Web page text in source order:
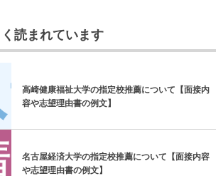
読まれています
高崎健康福祉大学の指定校推薦について【面接内
容や志望理由書の例文】
名古屋経済大学の指定校推薦について【面接内容
や志望理由書の例文】